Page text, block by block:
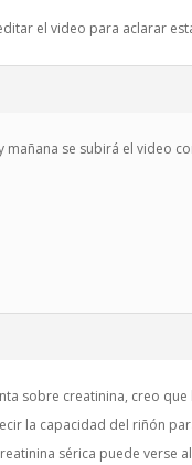
el video para aclarar
mañana se subirá el video
sobre creatinina, creo
la capacidad del riñón
sérica puede verse